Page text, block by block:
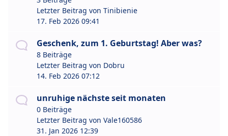
Letzter Beitrag von Tinibienie
17. Feb 2026 09:41
Geschenk, zum 1. Geburtstag! Aber was?
8 Beiträge
Letzter Beitrag von Dobru
14. Feb 2026 07:12
unruhige nächste seit monaten
0 Beiträge
Letzter Beitrag von Vale160586
31. Jan 2026 12:39